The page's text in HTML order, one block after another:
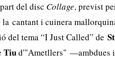
del disc Collage, previst
la cantant i cuinera
del tema “I Just Called” de
Tiud'"Ametllers" —ambdues